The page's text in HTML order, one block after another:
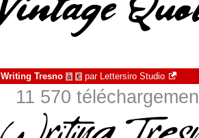
Writing Tresno à € par Lettersiro Studio
11 570